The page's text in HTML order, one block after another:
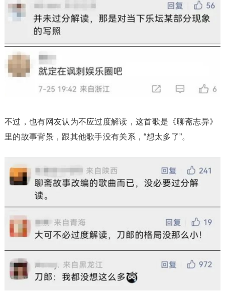
不过，也有网友认为不应过度解读，这首歌是《聊斋志异》
里的故事背景，跟其他歌手没有关系，“想太多了”。